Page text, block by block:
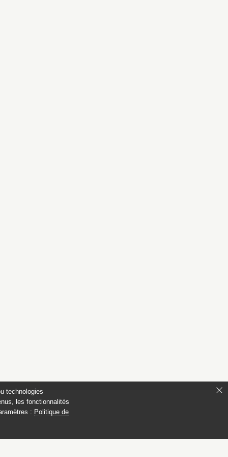
technologies
les fonctionnalités
: Politique de